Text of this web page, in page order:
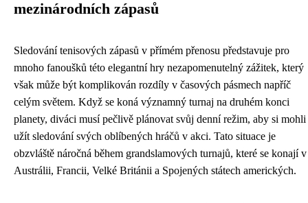
mezinárodních zápasů
Sledování tenisových zápasů v přímém přenosu představuje pro
mnoho fanoušků této elegantní hry nezapomenutelný zážitek, který
však může být komplikován rozdíly v časových pásmech napříč
celým světem. Když se koná významný turnaj na druhém konci
planety, diváci musí pečlivě plánovat svůj denní režim, aby si mohli
užít sledování svých oblíbených hráčů v akci. Tato situace je
obzvláště náročná během grandslamových turnajů, které se konají v
Austrálii, Francii, Velké Británii a Spojených státech amerických.